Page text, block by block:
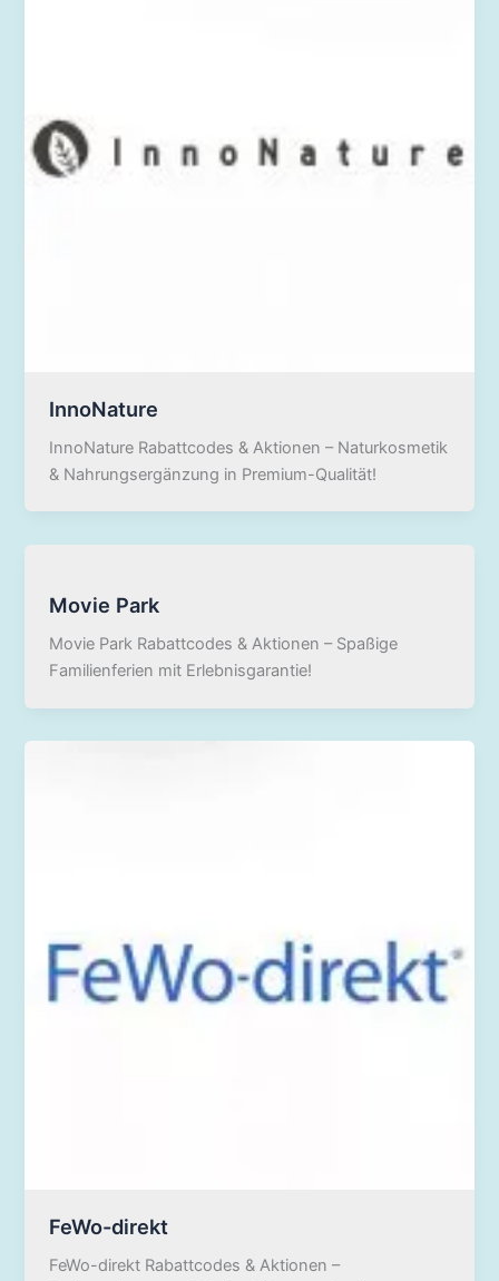
InnoNature
InnoNature Rabattcodes & Aktionen – Naturkosmetik
& Nahrungsergänzung in Premium-Qualität!
Movie Park
Movie Park Rabattcodes & Aktionen – Spaßige
Familienferien mit Erlebnisgarantie!
FeWo-direkt
FeWo-direkt Rabattcodes & Aktionen –